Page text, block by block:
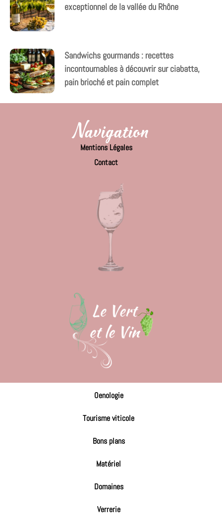
exceptionnel de la vallée du Rhône
Sandwichs gourmands : recettes
incontournables à découvrir sur ciabatta,
pain brioché et pain complet
Navigation
Mentions Légales
Contact
Oenologie
Tourisme viticole
Bons plans
Matériel
Domaines
Verrerie